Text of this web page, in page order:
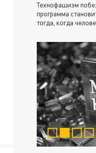
Технофашизм
программа
тогда, когда